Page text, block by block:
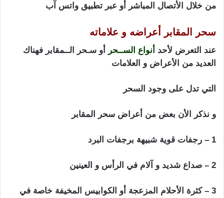
من خلال الأتصال المباشر أو عبر تطبيق واتس آب
سحر المقابر أعراضه و علاماته
عند التعرض لأحد أنواع الســحر أو سـحر
الــمقابر فهناك
العديد من الأعراض و العلامات
التي تدل على وجود السحر
و نذكر الأن بعض من أعراض سحر المقابر
1 – رجفات قوية شبيهة برجفات البرد
2 – صداع شديد و آلام في الرأس و العينين
3 – كثرة الأحلام المزعجة أو الكوابيس المخيفة خاصة في